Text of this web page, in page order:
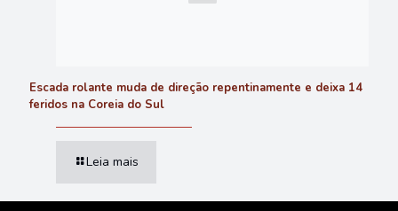
Escada rolante muda de direção repentinamente e deixa 14
feridos na Coreia do Sul
Leia mais